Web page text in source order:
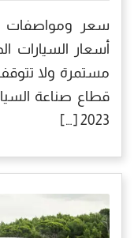
مستمرة ولا
قطاع صناعة
2023 […]